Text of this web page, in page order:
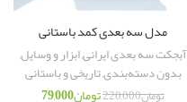
مدل سه بعدی کمد باستانی
آبجکت سه بعدی ایرانی,ابزار و وسایل,
بدون دسته‌بندی,تاریخی و باستانی
تومان220,000تومان79,000